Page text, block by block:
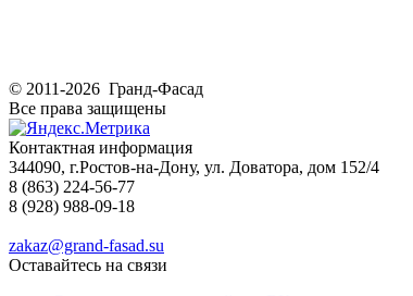
© 2011-2026 Гранд-Фасад
Все права защищены
Контактная информация
344090, г.Ростов-на-Дону, ул. Доватора, дом 152/4
8 (863) 224-56-77
8 (928) 988-09-18
zakaz@grand-fasad.su
Оставайтесь на связи